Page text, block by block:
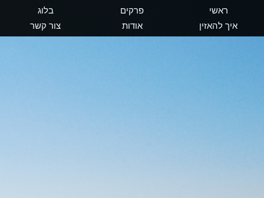
ראשי פרקים
בלוג
איך להאזין
אודות צור קשר